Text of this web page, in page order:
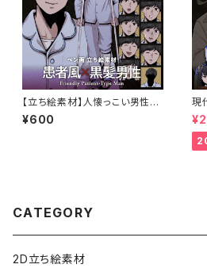
【立ち絵素材】人懐っこい男性患
者キャラクター｜表情13種・ペ
ン画風・TRPG・ミステリー向け
¥600
現
セ
ミ
CATEGORY
2D立ち絵素材